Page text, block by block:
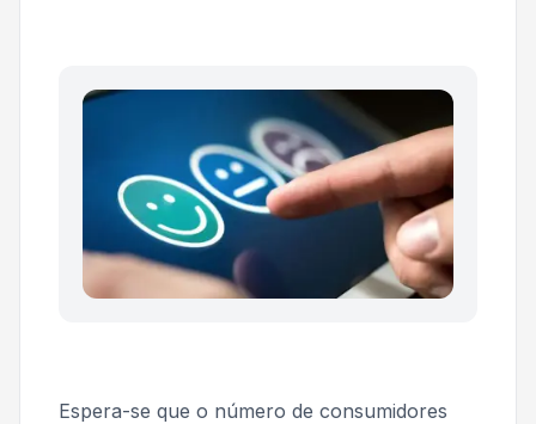
Espera-se que o número de consumidores